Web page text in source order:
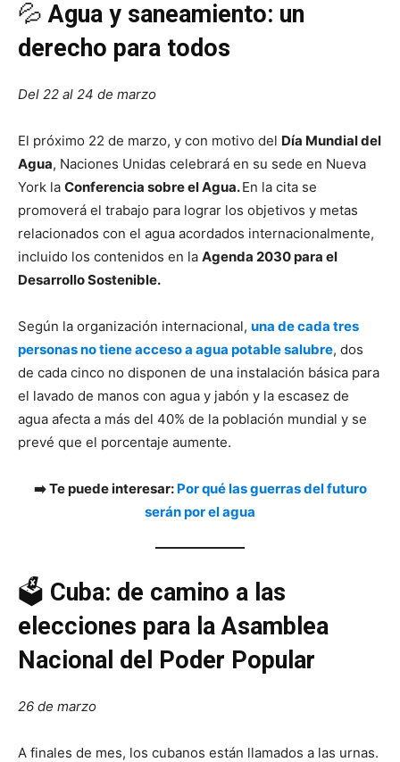
💦Agua y saneamiento: un
derecho para todos
Del 22 al 24 de marzo
El próximo 22 de marzo, y con motivo del Día Mundial del
Agua, Naciones Unidas celebrará en su sede en Nueva
York la Conferencia sobre el Agua.En la cita se
promoverá el trabajo para lograr los objetivos y metas
relacionados con el agua acordados internacionalmente,
incluido los contenidos en la Agenda 2030 para el
Desarrollo Sostenible.
Según la organización internacional, una de cada tres
personas no tiene acceso a agua potable salubre, dos
de cada cinco no disponen de una instalación básica para
el lavado de manos con agua y jabón y la escasez de
agua afecta a más del 40% de la población mundial y se
prevé que el porcentaje aumente.
➡️ Te puede interesar: Por qué las guerras del futuro
serán por el agua
🗳️ Cuba: de camino a las
elecciones para la Asamblea
Nacional del Poder Popular
26 de marzo
A finales de mes, los cubanos están llamados a las urnas.